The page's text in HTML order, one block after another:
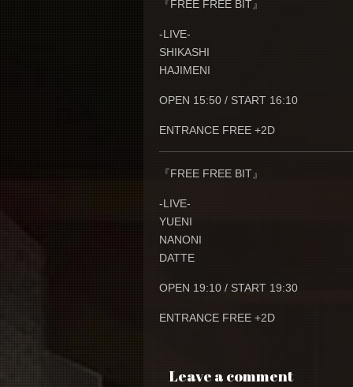
『FREE FREE BIT』
-LIVE-
SHIKASHI
HAJIMENI
OPEN 15:50 / START 16:10
ENTRANCE FREE +2D
『FREE FREE BIT』
-LIVE-
YUENI
NANONI
DATTE
OPEN 19:10 / START 19:30
ENTRANCE FREE +2D
Leave a comment